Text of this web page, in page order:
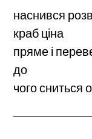
наснився
краб ціна
пряме і
до
чого сниться